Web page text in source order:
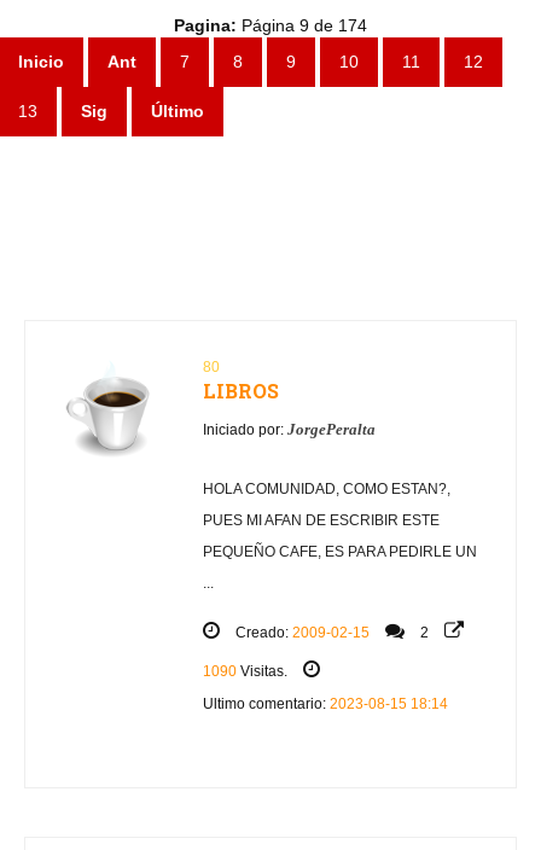
Pagina: Página 9 de 174
Inicio
Ant 7 8 9 10 11 12
13 Sig Último
80
LIBROS
Iniciado por: JorgePeralta
HOLA COMUNIDAD, COMO ESTAN?,
PUES MI AFAN DE ESCRIBIR ESTE
PEQUEÑO CAFE, ES PARA PEDIRLE UN
...
Creado: 2009-02-15 2
1090 Visitas.
Ultimo comentario: 2023-08-15 18:14